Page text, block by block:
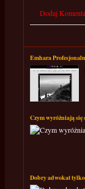
Dodaj
Emhara
Czym wyróżniają się
Dobry adwokat